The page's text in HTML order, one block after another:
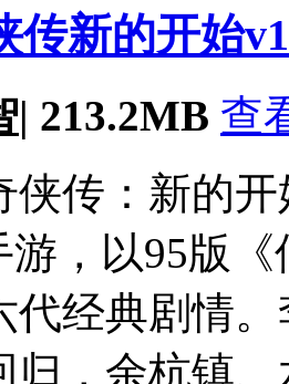
传新的开始
| 213.2MB 查
侠传：新的
游，以95版
代经典剧情
归，余杭镇